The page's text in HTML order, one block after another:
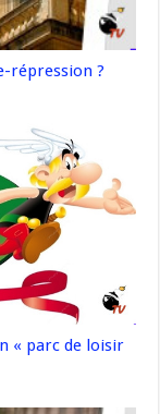
répression ?
« parc de loisir